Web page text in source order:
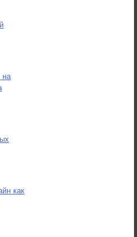
на
как